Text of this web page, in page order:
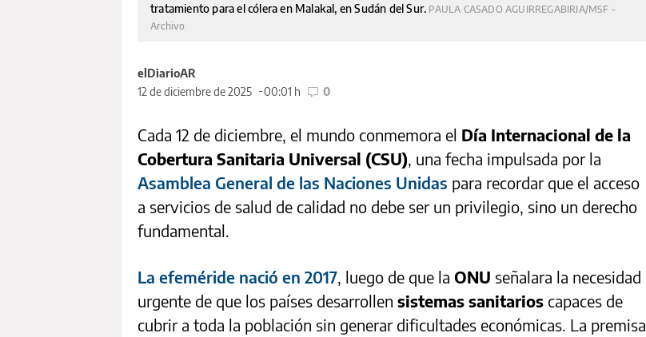
tratamiento para el cólera en Malakal, en Sudán del Sur. PAULA CASADO AGUIRREGABIRIA/MSF -
Archivo
elDiarioAR
12 de diciembre de 2025
00:01 h 0
Cada 12 de diciembre, el mundo conmemora el Día Internacional de la
Cobertura Sanitaria Universal (CSU), una fecha impulsada por la
Asamblea General de las Naciones Unidas para recordar que el acceso
a servicios de salud de calidad no debe ser un privilegio, sino un derecho
fundamental.
La efeméride nació en 2017, luego de que la ONU señalara la necesidad
urgente de que los países desarrollen sistemas sanitarios capaces de
cubrir a toda la población sin generar dificultades económicas. La premisa